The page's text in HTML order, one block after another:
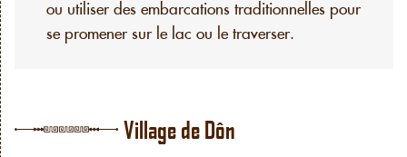
ou utiliser des embarcations traditionnelles pour
se promener sur le lac ou le traverser.
Village de Dôn